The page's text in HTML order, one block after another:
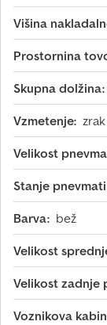
Višina
Prostornina
Skupna dolžina:
Vzmetenje: zrak
Velikost
Stanje
Barva: bež
Velikost
Velikost zadnje
Voznikova